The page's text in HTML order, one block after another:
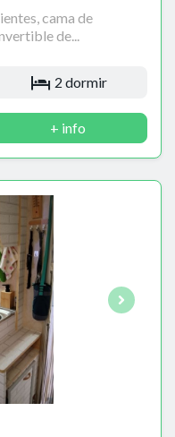
cama de
de...
2 dormir
+ info